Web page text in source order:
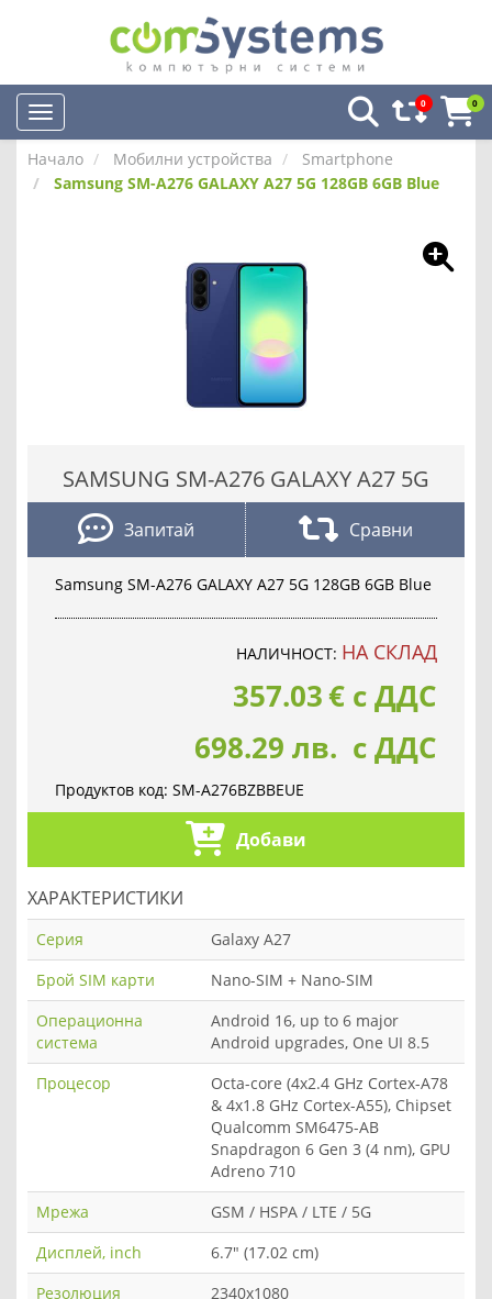
0 0
Начало Мобилни устройства
Smartphone
Samsung SM-A276 GALAXY A27 5G 128GB 6GB Blue
SAMSUNG SM-A276 GALAXY A27 5G
Запитай Сравни
Samsung SM-A276 GALAXY A27 5G 128GB 6GB Blue
НАЛИЧНОСТ: НА СКЛАД
357.03€ с ДДС
698.29 лв. с ДДС
Продуктов код: SM-A276BZBBEUE
Добави
ХАРАКТЕРИСТИКИ
Серия
Galaxy A27
Брой SIM карти
Nano-SIM + Nano-SIM
Операционна
система
Android 16, up to 6 major
Android upgrades, One UI 8.5
Процесор
Octa-core (4x2.4 GHz Cortex-A78
& 4x1.8 GHz Cortex-A55), Chipset
Qualcomm SM6475-AB
Snapdragon 6 Gen 3 (4 nm), GPU
Adreno 710
Мрежа
GSM / HSPA / LTE / 5G
Дисплей, inch
6.7" (17.02 cm)
Резолюция
2340x1080